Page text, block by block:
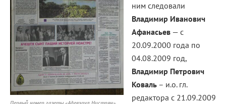
ним следовали
Владимир Иванович
Афанасьев — с
20.09.2000 года по
04.08.2009 год,
Владимир Петрович
Коваль – и.о. гл.
редактора с 21.09.2009